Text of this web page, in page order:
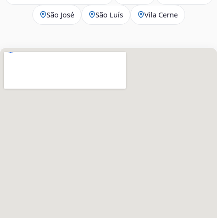
São José São Luís Vila Cerne